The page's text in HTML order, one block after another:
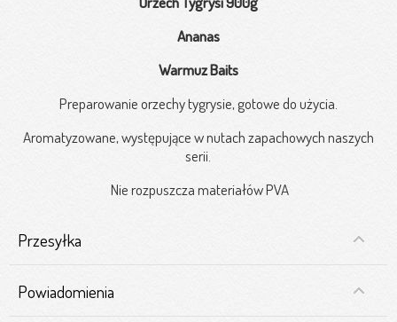
Ananas
Warmuz Baits
Preparowanie orzechy tygrysie, gotowe do użycia.
Aromatyzowane, występujące w nutach zapachowych naszych
serii.
Nie rozpuszcza materiałów PVA
Przesyłka
Powiadomienia